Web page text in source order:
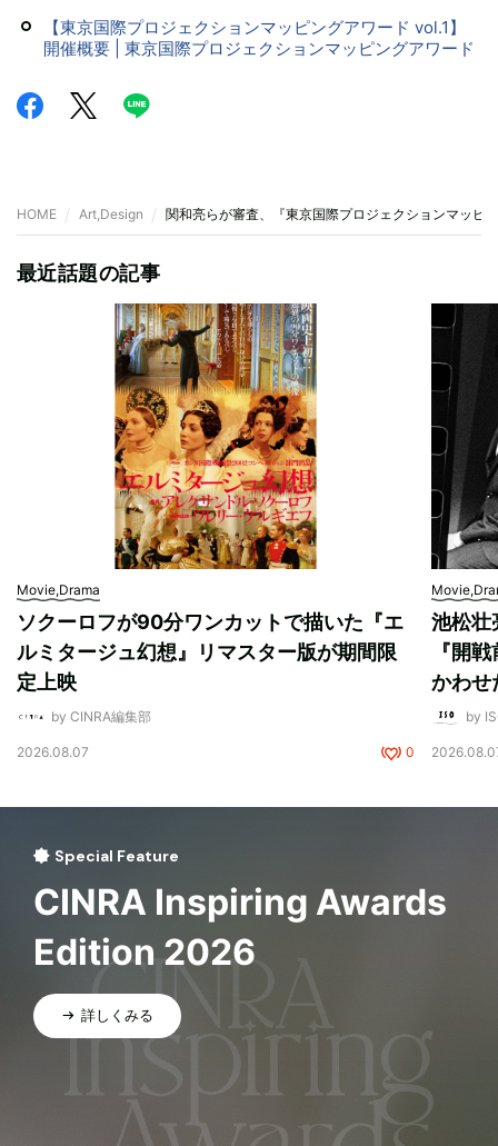
【東京国際プロジェクションマッピングアワード vol.1】
開催概要 | 東京国際プロジェクションマッピングアワード
HOME Art,Design 関和亮らが審査、『東京国際プロジェクションマッピ
最近話題の記事
Movie,Drama
ソクーロフが90分ワンカットで描いた『エ
ルミタージュ幻想』リマスター版が期間限
定上映
by CINRA編集部
2026.08.07 0
池松壮
『開
かわせ
by
Special Feature
CINRA Inspiring Awards
Edition 2026
詳しくみる